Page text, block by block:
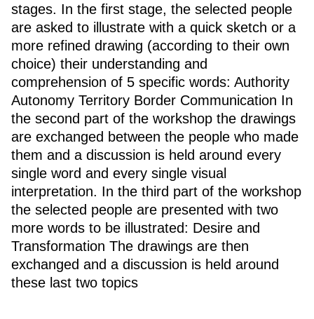
stages. In the first stage, the selected people
are asked to illustrate with a quick sketch or a
more refined drawing (according to their own
choice) their understanding and
comprehension of 5 specific words: Authority
Autonomy Territory Border Communication In
the second part of the workshop the drawings
are exchanged between the people who made
them and a discussion is held around every
single word and every single visual
interpretation. In the third part of the workshop
the selected people are presented with two
more words to be illustrated: Desire and
Transformation The drawings are then
exchanged and a discussion is held around
these last two topics